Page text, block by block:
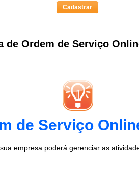
de Ordem de Serviço
de Serviço
empresa poderá gerenciar as